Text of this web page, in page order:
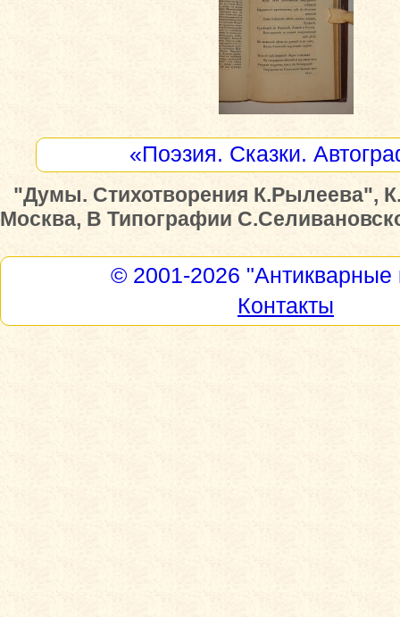
«Поэзия. Сказки.
"Думы. Стихотворения К.Рылеева",
Москва, В Типографии
© 2001-2026 "Антикварные
Контакты